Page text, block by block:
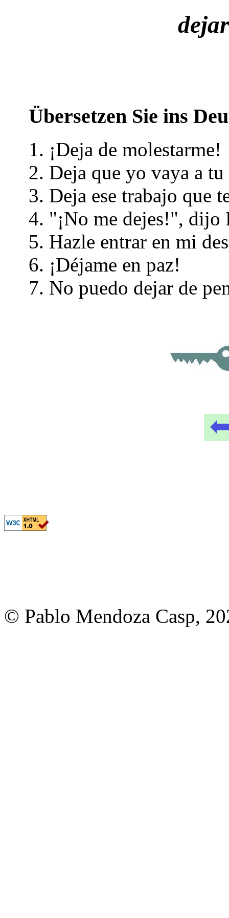
dejar
Übersetzen Sie ins
¡Deja de molestarme!
Deja que yo vaya a tu
Deja ese trabajo que
"¡No me dejes!", dijo
Hazle entrar en mi
¡Déjame en paz!
No puedo dejar de
© Pablo Mendoza Casp,